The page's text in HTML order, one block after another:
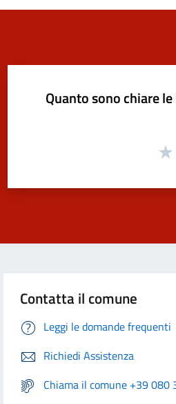
Quanto sono chiare
Contatta il comune
Leggi le domande frequenti
Richiedi Assistenza
Chiama il comune +39 080